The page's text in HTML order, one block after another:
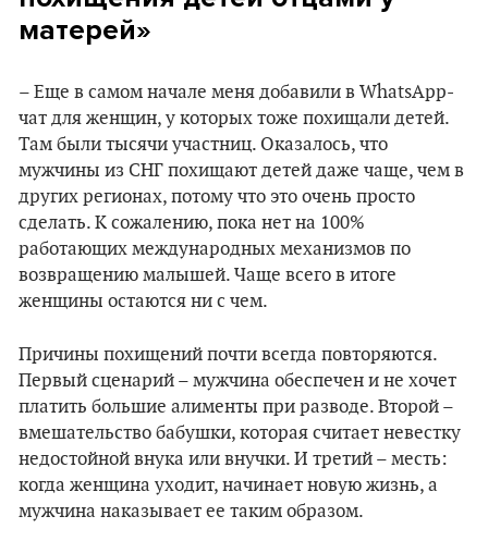
матерей»
– Еще в самом начале меня добавили в WhatsApp-
чат для женщин, у которых тоже похищали детей.
Там были тысячи участниц. Оказалось, что
мужчины из СНГ похищают детей даже чаще, чем в
других регионах, потому что это очень просто
сделать. К сожалению, пока нет на 100%
работающих международных механизмов по
возвращению малышей. Чаще всего в итоге
женщины остаются ни с чем.
Причины похищений почти всегда повторяются.
Первый сценарий – мужчина обеспечен и не хочет
платить большие алименты при разводе. Второй –
вмешательство бабушки, которая считает невестку
недостойной внука или внучки. И третий – месть:
когда женщина уходит, начинает новую жизнь, а
мужчина наказывает ее таким образом.